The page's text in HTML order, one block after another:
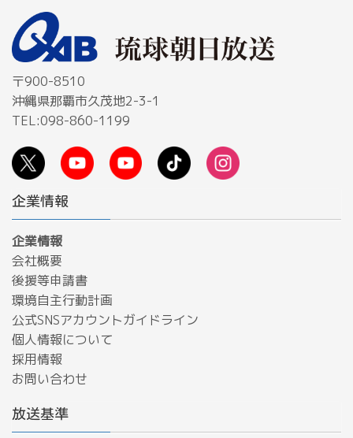
〒900-8510
沖縄県那覇市久茂地2-3-1
TEL:098-860-1199
企業情報
企業情報
会社概要
後援等申請書
環境自主行動計画
公式SNSアカウントガイドライン
個人情報について
採用情報
お問い合わせ
放送基準